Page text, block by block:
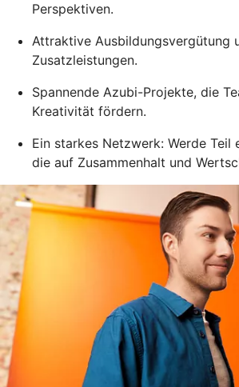
Perspektiven.
Attraktive Ausbildungsvergütung
Zusatzleistungen.
Spannende Azubi-Projekte, die
Kreativität fördern.
Ein starkes Netzwerk: Werde Teil
die auf Zusammenhalt und